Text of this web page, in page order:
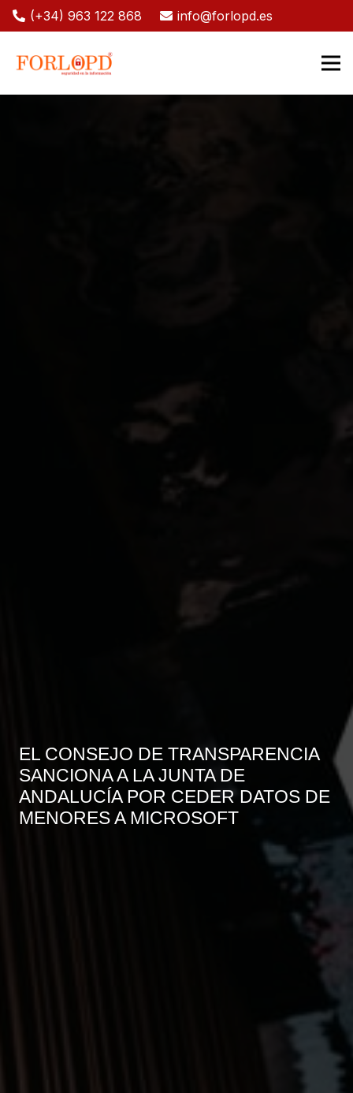
(+34) 963 122 868 info@forlopd.es
EL CONSEJO DE TRANSPARENCIA
SANCIONA A LA JUNTA DE
ANDALUCÍA POR CEDER DATOS DE
MENORES A MICROSOFT